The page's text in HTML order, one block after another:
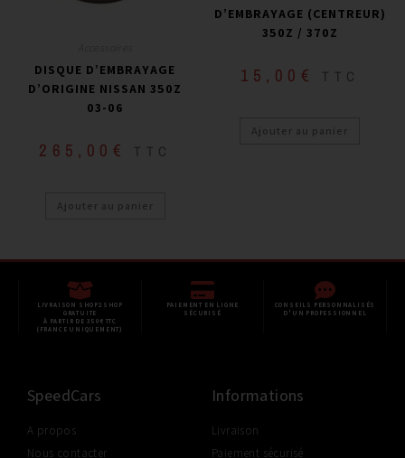
DISQUE D’EMBRAYAGE
D’ORIGINE NISSAN 350Z
03-06
265,00 € TTC
Ajouter au panier
D’EMBRAYAGE (CENTREUR)
350Z / 370Z
15,00 € TTC
Ajouter au panier
LIVRAISON SHOP2SHOP
GRATUITE
À PARTIR DE 350€ TTC
(FRANCE UNIQUEMENT)
PAIEMENT EN LIGNE
SÉCURISÉ
CONSEILS PERSONNALISÉS
D'UN PROFESSIONNEL
SpeedCars
A propos
Nous contacter
Informations
Livraison
Paiement sécurisé